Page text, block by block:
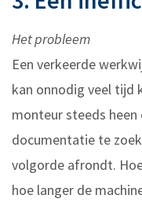
Het probleem
Een verkeerde
kan onnodig veel tijd
monteur steeds
documentatie te
volgorde afrondt.
hoe langer de